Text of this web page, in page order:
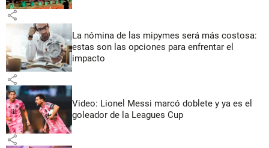
share
La nómina de las mipymes será más costosa:
estas son las opciones para enfrentar el
impacto
share
Video: Lionel Messi marcó doblete y ya es el
goleador de la Leagues Cup
share